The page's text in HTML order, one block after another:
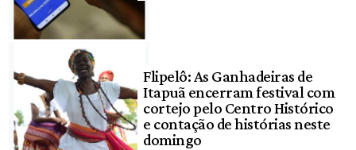
Flipelô: As Ganhadeiras de
Itapuã encerram festival com
cortejo pelo Centro Histórico
e contação de histórias neste
domingo